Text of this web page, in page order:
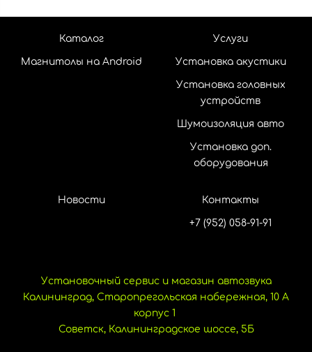
Каталог
Магнитолы на Android
Услуги
Установка акустики
Установка головных
устройств
Шумоизоляция авто
Установка доп.
оборудования
Новости Контакты
+7 (952) 058-91-91
Установочный сервис и магазин автозвука
Калининград, Старопрегольская набережная, 10 А
корпус 1
Советск, Калининградское шоссе, 5Б